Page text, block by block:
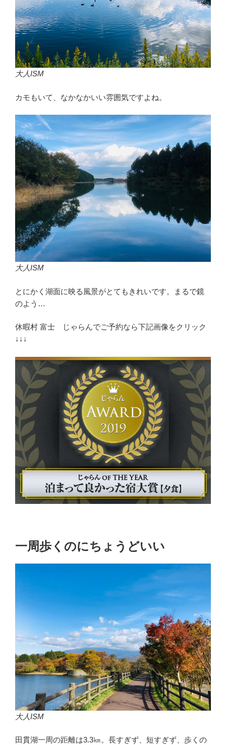
大人ISM
カモもいて、なかなかいい雰囲気ですよね。
大人ISM
とにかく湖面に映る風景がとてもきれいです。まるで鏡
のよう…
休暇村 富士 じゃらんでご予約なら下記画像をクリック
↓↓↓
一周歩くのにちょうどいい
大人ISM
田貫湖一周の距離は3.3㎞。長すぎず、短すぎず、歩くの